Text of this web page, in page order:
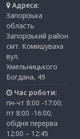
Адреса:
Запорізька
область
Запорізький район
смт. Комишуваха
вул.
Хмельницького
Богдана, 49
Час роботи:
пн-чт 8:00 -17:00;
пт 8:00 -16:00;
обідня перерва
12:00 – 12:45